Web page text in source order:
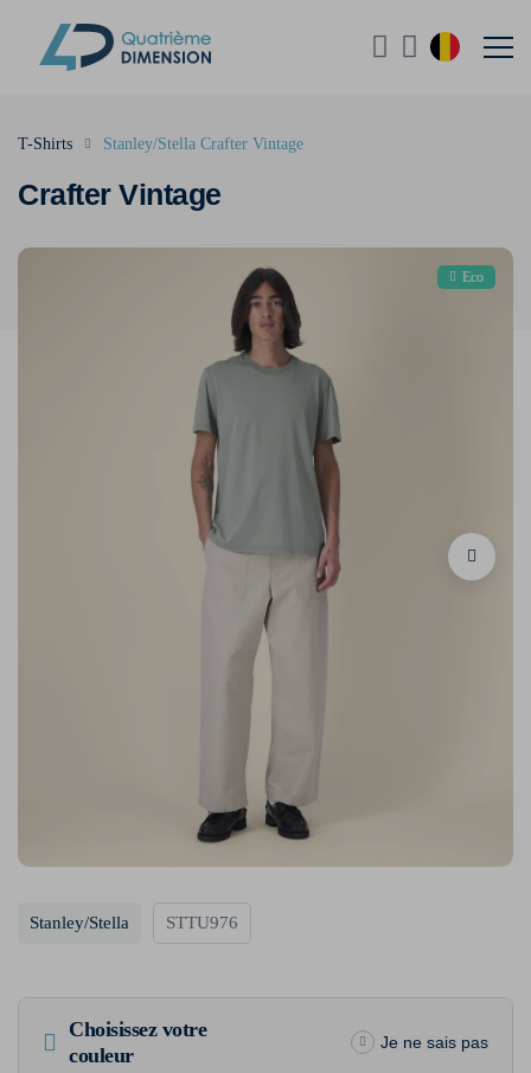
Crafter Vintage
T-Shirts Stanley/Stella Crafter Vintage
Eco
Stanley/Stella STTU976
Choisissez votre
couleur
Je ne sais pas